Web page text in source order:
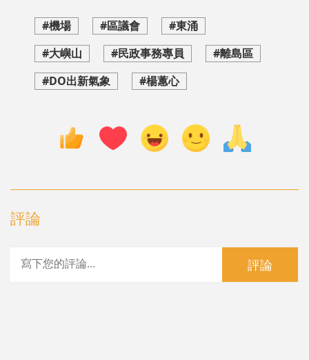
#機場 #區議會
#東涌
#大嶼山
#民政事務專員
#離島區
#DO出新氣象
#楊蕙心
評論
評論